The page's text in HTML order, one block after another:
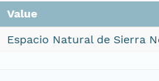
Value
Espacio Natural de Sierra